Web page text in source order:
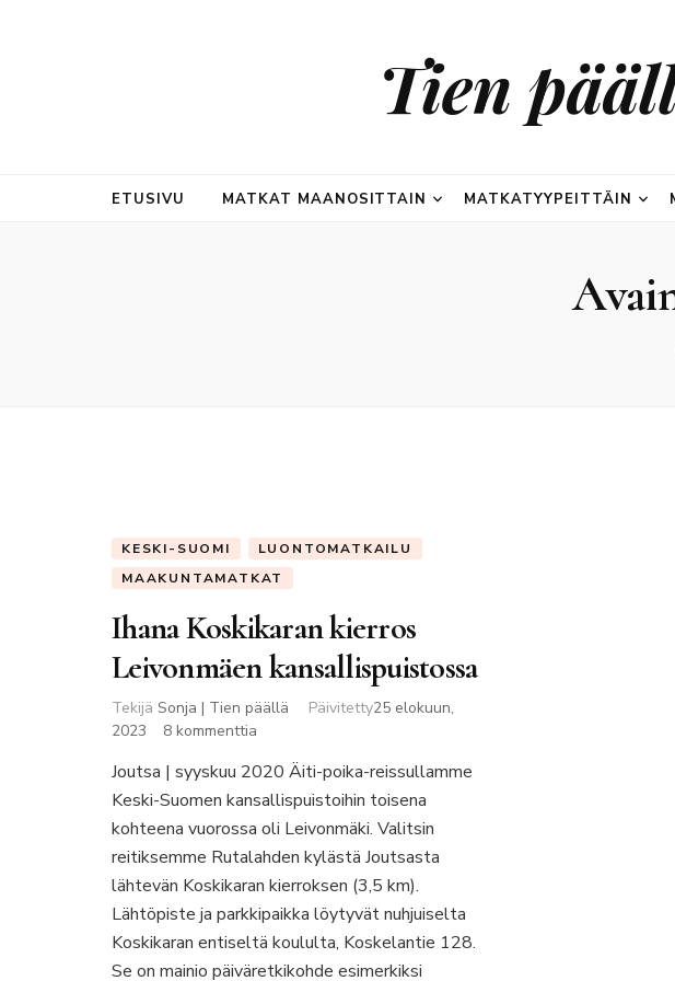
Tien
ETUSIVU MATKAT MAANOSITTAIN MATKATYYPEITTÄIN
KESKI-SUOMI
LUONTOMATKAILU
MAAKUNTAMATKAT
Ihana Koskikaran kierros
Leivonmäen kansallispuistossa
Tekijä Sonja | Tien päällä Päivitetty25 elokuun,
2023
8 kommenttia
Koskikaran
kierros
Leivonmäen
Joutsa | syyskuu 2020 Äiti-poika-reissullamme
Keski-Suomen kansallispuistoihin toisena
kohteena vuorossa oli Leivonmäki. Valitsin
reitiksemme Rutalahden kylästä Joutsasta
lähtevän Koskikaran kierroksen (3,5 km).
Lähtöpiste ja parkkipaikka löytyvät nuhjuiselta
Koskikaran entiseltä koululta, Koskelantie 128.
Se on mainio päiväretkikohde esimerkiksi